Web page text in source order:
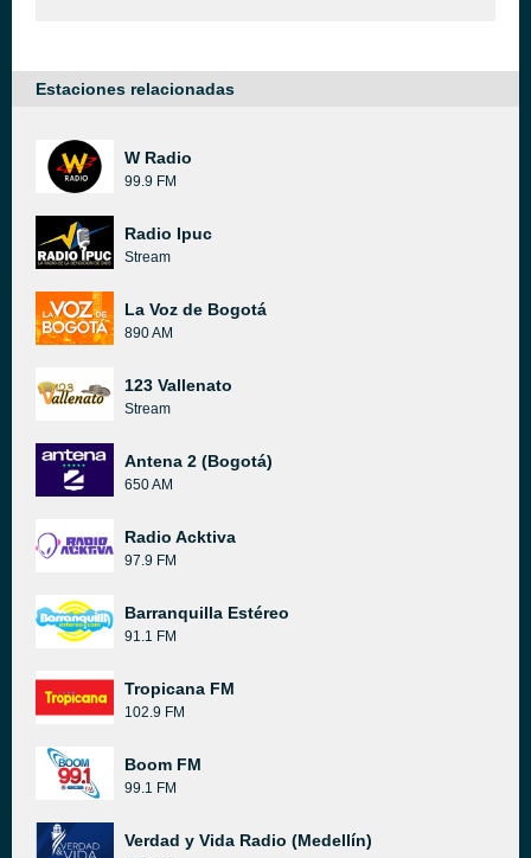
Estaciones relacionadas
W Radio
99.9 FM
Radio Ipuc
Stream
La Voz de Bogotá
890 AM
123 Vallenato
Stream
Antena 2 (Bogotá)
650 AM
Radio Acktiva
97.9 FM
Barranquilla Estéreo
91.1 FM
Tropicana FM
102.9 FM
Boom FM
99.1 FM
Verdad y Vida Radio (Medellín)